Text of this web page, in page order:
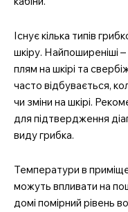
Існує кілька типів
шкіру. Найпоширеніші
плям на шкірі та
часто відбувається,
чи зміни на шкірі.
для підтвердження
виду грибка.
Температури в
можуть впливати на
домі помірний рівень